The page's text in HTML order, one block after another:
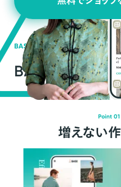
BASEの強み
BASEが強い3
Point 01
増えない